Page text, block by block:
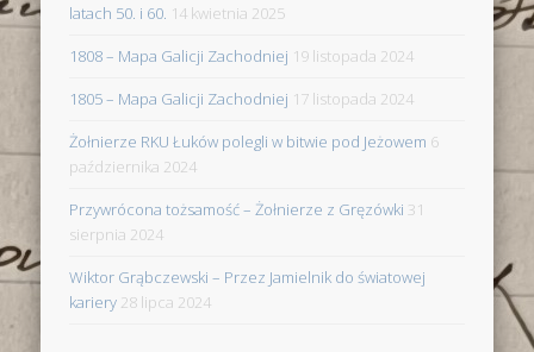
latach 50. i 60. 14 kwietnia 2025
1808 – Mapa Galicji Zachodniej 19 listopada 2024
1805 – Mapa Galicji Zachodniej 17 listopada 2024
Żołnierze RKU Łuków polegli w bitwie pod Jeżowem 6
października 2024
Przywrócona tożsamość – Żołnierze z Gręzówki 31
sierpnia 2024
Wiktor Grąbczewski – Przez Jamielnik do światowej
kariery 28 lipca 2024